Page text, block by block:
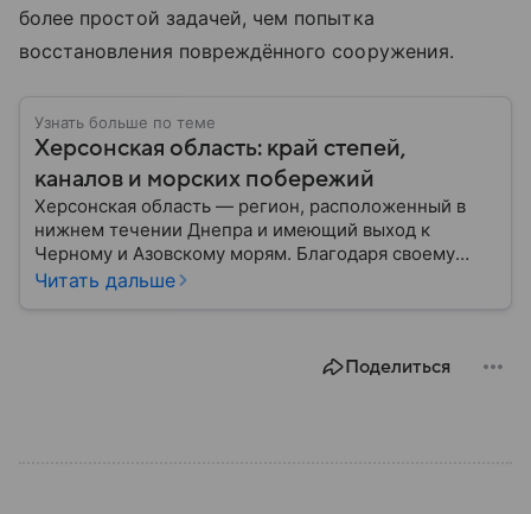
более простой задачей, чем попытка
восстановления повреждённого сооружения.
Узнать больше по теме
Херсонская область: край степей,
каналов и морских побережий
Херсонская область — регион, расположенный в
нижнем течении Днепра и имеющий выход к
Черному и Азовскому морям. Благодаря своему
географическому положению область на
севером и югом региона. Собрали главное по теме.
Читать дальше
Поделиться